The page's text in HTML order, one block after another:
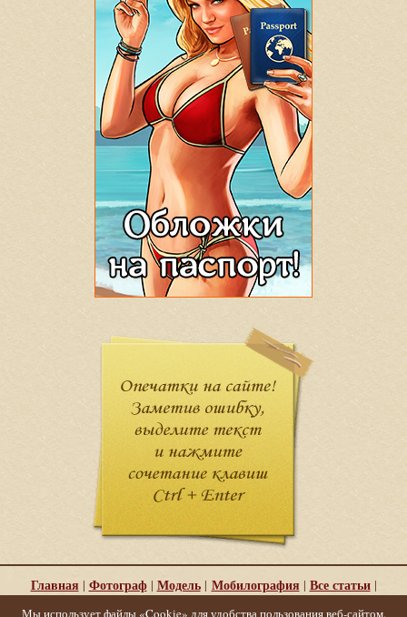
Главная | Фотограф| Модель| Мобилография | Все статьи|
Услуги Об авторе
Мы использует файлы «Cookie» для удобства пользования веб-сайтом.